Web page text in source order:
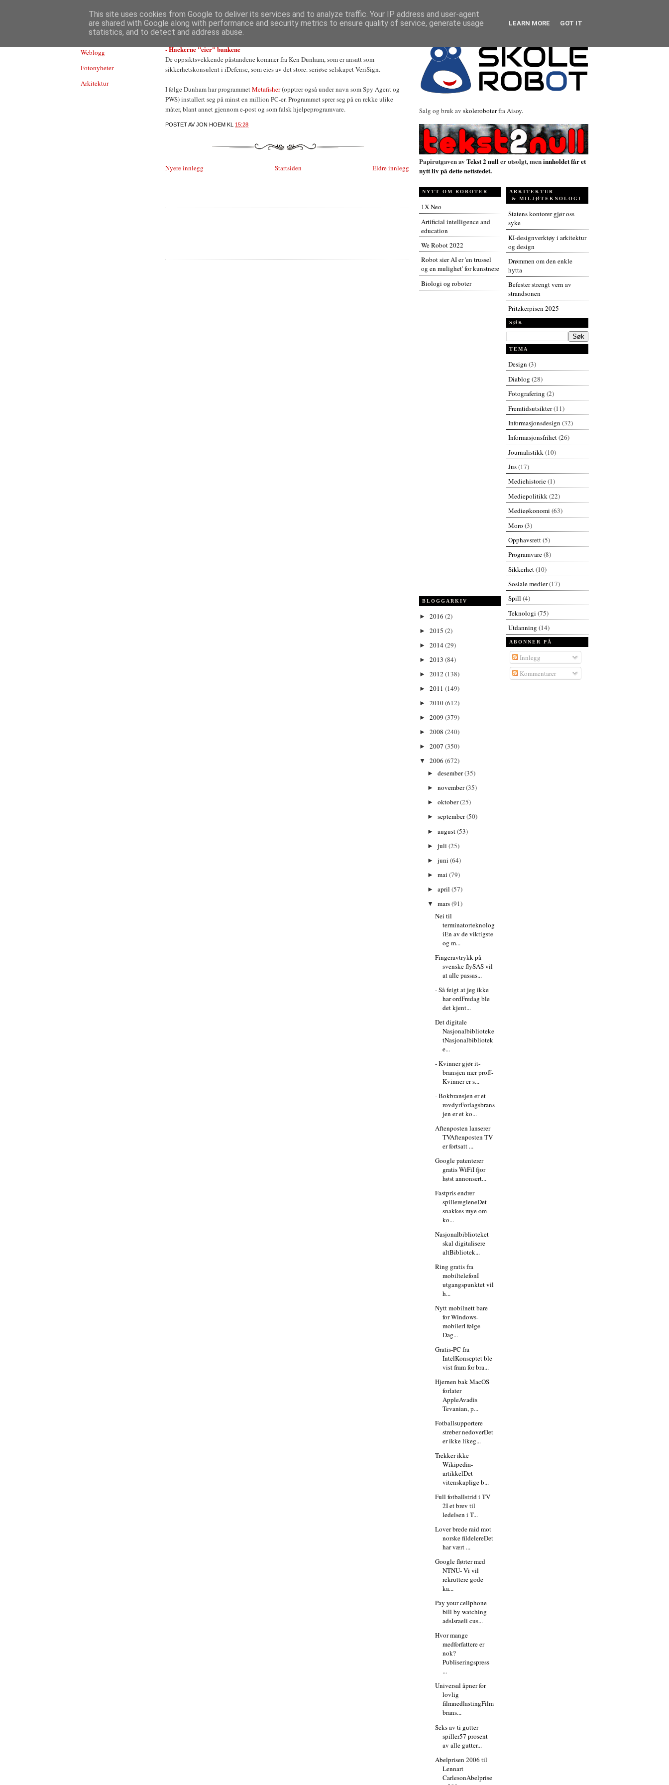
TEKNOLOGINYHETER
Weblogg
Fotonyheter
Arkitektur
- Hackerne "eier" bankene
De oppsiktsvekkende påstandene kommer fra Ken Dunham, som er ansatt som
sikkerhetskonsulent i iDefense, som eies av det store. seriøse selskapet VeriSign.
I følge Dunham har programmetMetafisher(opptrer også under navn som Spy Agent og
PWS) installert seg på minst en million PC-er. Programmet sprer seg på en rekke ulike
måter, blant annet gjennom e-post og som falsk hjelpeprogramvare.
POSTET AVJON HOEM KL 15:28
Nyere innlegg Eldre innlegg
Startsiden
Salg og bruk av skoleroboterfra Aisoy.
Papirutgaven av Tekst 2 null er utsolgt, meninnholdet får et
nytt liv på dette nettstedet.
NYTT OM ROBOTER
1X Neo
Artificial intelligence and
education
We Robot 2022
Robot sier AI er 'en trussel
og en mulighet' for kunstnere
Biologi og roboter
BLOGGARKIV
► 2016 (2)
► 2015 (2)
► 2014(29)
► 2013 (84)
► 2012 (138)
► 2011 (149)
► 2010(612)
► 2009 (379)
► 2008 (240)
► 2007 (350)
▼ 2006 (672)
► desember(35)
► november(35)
► oktober(25)
► september(50)
► august(53)
► juli (25)
► juni (64)
► mai (79)
► april (57)
▼ mars(91)
Nei til
terminatorteknolog
iEn av de viktigste
og m...
Fingeravtrykk på
svenske flySAS vil
at alle passas...
- Så feigt at jeg ikke
har ordFredag ble
det kjent...
Det digitale
Nasjonalbiblioteke
tNasjonalbibliotek
e...
- Kvinner gjør it-
bransjen mer proff-
Kvinner er s...
- Bokbransjen er et
rovdyrForlagsbrans
jen er et ko...
Aftenposten lanserer
TVAftenposten TV
er fortsatt ...
Google patenterer
gratis WiFiI fjor
høst annonsert...
Fastpris endrer
spilleregleneDet
snakkes mye om
ko...
Nasjonalbiblioteket
skal digitalisere
altBibliotek...
Ring gratis fra
mobiltelefonI
utgangspunktet vil
h...
Nytt mobilnett bare
for Windows-
mobilerI følge
Dag...
Gratis-PC fra
IntelKonseptet ble
vist fram for bra...
Hjernen bak MacOS
forlater
AppleAvadis
Tevanian, p...
Fotballsupportere
streber nedoverDet
er ikke likeg...
Trekker ikke
Wikipedia-
artikkelDet
vitenskaplige b...
Full fotballstrid i TV
2I et brev til
ledelsen i T...
Lover brede raid mot
norske fildelereDet
har vært ...
Google flørter med
NTNU- Vi vil
rekruttere gode
ka...
Pay your cellphone
bill by watching
adsIsraeli cus...
Hvor mange
medforfattere er
nok?
Publiseringspress
...
Universal åpner for
lovlig
filmnedlastingFilm
brans...
Seks av ti gutter
spiller57 prosent
av alle gutter...
Abelprisen 2006 til
Lennart
CarlesonAbelprise
ARKITEKTUR
& MILJØTEKNOLOGI
Statens kontorer gjør oss
syke
KI-designverktøy i arkitektur
og design
Drømmen om den enkle
hytta
Befester strengt vern av
strandsonen
Pritzkerpisen 2025
SØK
TEMA
Design (3)
Diablog (28)
Fotografering (2)
Fremtidsutsikter(11)
Informasjonsdesign (32)
Informasjonsfrihet(26)
Journalistikk(10)
Jus(17)
Mediehistorie(1)
Mediepolitikk(22)
Medieøkonomi (63)
Moro (3)
Opphavsrett(5)
Programvare(8)
Sikkerhet(10)
Sosiale medier(17)
Spill (4)
Teknologi (75)
Utdanning (14)
ABONNER PÅ
Innlegg
Kommentarer
This site uses cookies from Google to deliver its services and to analyze traffic. Your IP address and user-agent
are shared with Google along with performance and security metrics to ensure quality of service, generate usage
statistics, and to detect and address abuse.
LEARN MORE GOT IT